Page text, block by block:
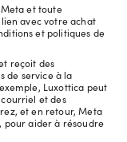
et toute
avec votre achat
et politiques de
reçoit des
de service à la
Luxottica peut
et des
et en retour, Meta
pour aider à résoudre